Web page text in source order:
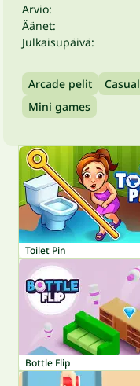
Arvio:
Äänet:
Julkaisupäivä:
Arcade pelit Casual
Mini games
Toilet Pin
Bottle Flip